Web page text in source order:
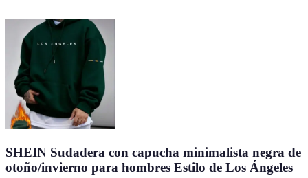
SHEIN Sudadera con capucha minimalista negra de
otoño/invierno para hombres Estilo de Los Ángeles